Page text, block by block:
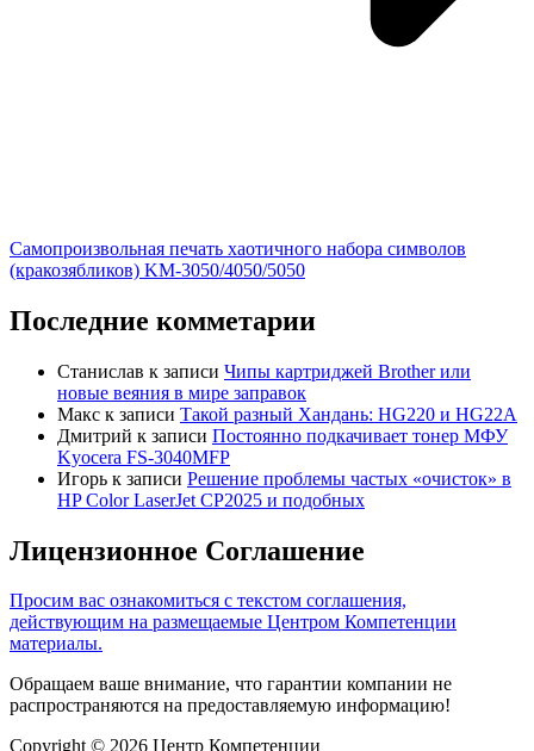
Самопроизвольная печать хаотичного набора символов
(кракозябликов) KM-3050/4050/5050
Последние комметарии
Станислав к записи Чипы картриджей Brother или
новые веяния в мире заправок
Макс к записи Такой разный Хандань: HG220 и HG22A
Дмитрий к записи Постоянно подкачивает тонер МФУ
Kyocera FS-3040MFP
Игорь к записи Решение проблемы частых «очисток» в
HP Color LaserJet CP2025 и подобных
Лицензионное Соглашение
Просим вас ознакомиться с текстом соглашения,
действующим на размещаемые Центром Компетенции
материалы.
Обращаем ваше внимание, что гарантии компании не
распространяются на предоставляемую информацию!
Copyright © 2026 Центр Компетенции